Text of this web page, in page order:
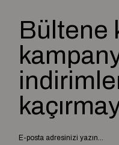
Bültene